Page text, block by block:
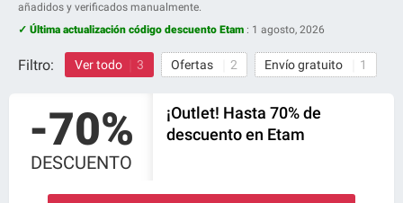
añadidos y verificados manualmente.
✓ Última actualización código descuento Etam : 1 agosto, 2026
Filtro: Ver todo 3 Ofertas 2 Envío gratuito 1
-70%
DESCUENTO
¡Outlet! Hasta 70% de
descuento en Etam